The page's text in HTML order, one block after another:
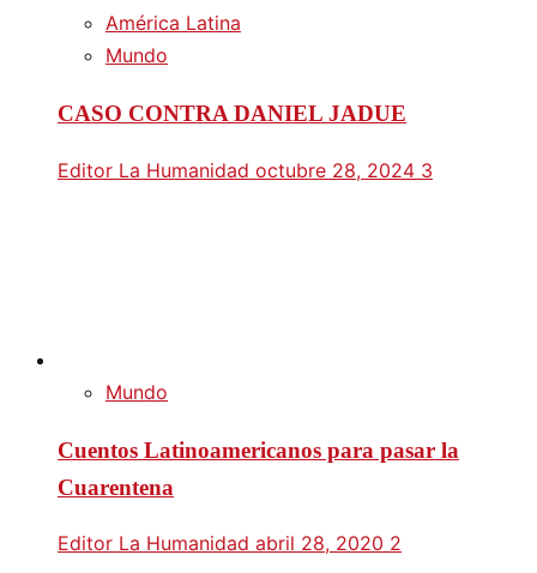
América Latina
Mundo
CASO CONTRA DANIEL JADUE
Editor La Humanidad octubre 28, 2024 3
Mundo
Cuentos Latinoamericanos para pasar la
Cuarentena
Editor La Humanidad abril 28, 2020 2